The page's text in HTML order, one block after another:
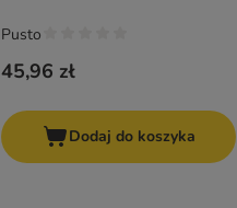
45,96 zł
Pusto
Dodaj do koszyka